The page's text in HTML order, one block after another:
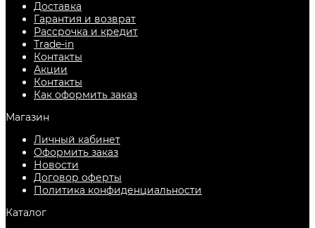
Доставка
Гарантия и возврат
Рассрочка и кредит
Trade-in
Контакты
Акции
Контакты
Как оформить заказ
Магазин
Личный кабинет
Оформить заказ
Новости
Договор оферты
Политика конфиденциальности
Каталог